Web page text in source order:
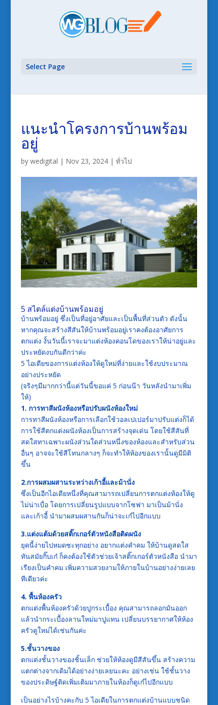
Select Page
แนะนำโครงการบ้านพร้อม
อยู่
by wedigital | Nov 23, 2024| ทั่วไป
5 สไตล์แต่งบ้านพร้อมอยู่
บ้านพร้อมอยู่ ซึ่งเป็นที่อยู่อาศัยและเป็นพื้นที่ส่วนตัว ดังนั้น
หากคุณจะสร้างสีสันให้บ้านพร้อมอยู่เราคงต้องอาศัยการ
ตกแต่ง งั้นวันนี้เราจะมาแต่งห้องคอนโดของเราให้น่าอยู่และ
ประหยัดงบกันดีกว่าค่ะ
5 ไอเดียของการแต่งห้องให้ดูใหม่ที่ง่ายและใช้งบประมาณ
อย่างประหยัด
(จริงๆมีมากกว่านี้แต่วันนี้ขอแค่ 5 ก่อนน๊า วันหลังนำมาเพิ่ม
ให้)
1. การทาสีผนังห้องหรือปรับผนังห้องใหม่
การทาสีผนังห้องหรือการเลือกใช้วอลเปเปอร์มาปรับแต่งก็ได้
การใช้สีตกแต่งผนังห้องเป็นการสร้างจุดเด่น โดยใช้สีสันที่
สดใสทาเฉพาะผนังส่วนใดส่วนหนึ่งของห้องและสำหรับส่วน
อื่นๆ อาจจะใช้สีโทนกลางๆ ก็จะทำให้ห้องของเรานั้นดูมีมิติ
ขึ้น
2.การผสมผสานระหว่างเก้าอี้และม้านั่ง
ซึ่งเป็นอีกไอเดียหนึ่งที่คุณสามารถเปลี่ยนการตกแต่งห้องให้ดู
ไม่น่าเบื่อ โดยการเปลี่ยนรูปแบบจากโซฟา มาเป็นม้านั่ง
และเก้าอี้ นำมาผสมผสานกันก็น่าจะเก๋ไปอีกแบบ
3.แต่งแต้มด้วยสติ๊กเกอร์ตัวหนังสือติดผนัง
ยุคนี้ง่ายไปหมดซะทุกอย่าง อยากแต่งคำคม ให้บ้านดูสดใส
ทันสมัยกิ๊บเก๋ ก็คงต้องใช้ตัวช่วยเจ้าสติ๊กเกอร์ตัวหนังสือ นำมา
เรียงเป็นคำคม เพิ่มความสวยงามให้ภายในบ้านอย่างง่ายเลย
ทีเดียวค่ะ
4. พื้นห้องครัว
ตกแต่งพื้นห้องครัวด้วยปูกระเบื้อง คุณสามารถลอกมันออก
แล้วนำกระเบื้องลานใหม่มาปูแทน เปลี่ยนบรรยากาศให้ห้อง
ครัวดูใหม่ได้เช่นกันค่ะ
5.ชั้นวางของ
ตกแต่งชั้นวางของชิ้นเล็ก ช่วยให้ห้องดูมีสีสันขึ้น สร้างความ
แตกต่างจากเดิมได้อย่างง่ายเลยนะคะ อย่างเช่น ใช้ชั้นวาง
ของประดิษฐ์ติดเพิ่มเติมมาภายในห้องก็ดูเก๋ไปอีกแบบ
เป็นอย่างไรบ้างคะกับ 5 ไอเดียในการตกแต่งบ้านแบบชนิด